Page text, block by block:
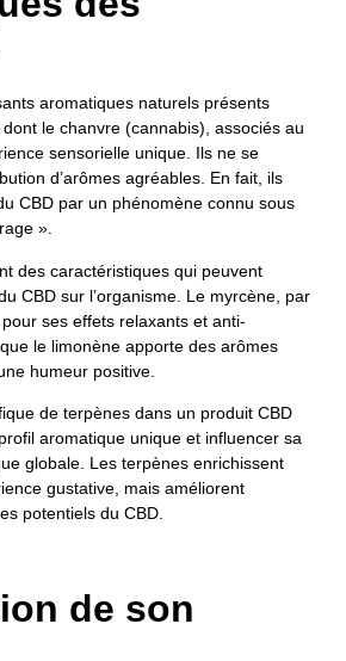
aromatiques naturels présents
le chanvre (cannabis), associés au
sensorielle unique. Ils ne se
d’arômes agréables. En fait, ils
CBD par un phénomène connu sous
».
des caractéristiques qui peuvent
CBD sur l’organisme. Le myrcène, par
ses effets relaxants et anti-
le limonène apporte des arômes
humeur positive.
de terpènes dans un produit CBD
aromatique unique et influencer sa
globale. Les terpènes enrichissent
gustative, mais améliorent
potentiels du CBD.
de son